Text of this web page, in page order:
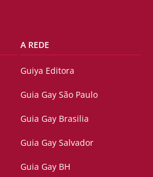
A REDE
Guiya Editora
Guia Gay São Paulo
Guia Gay Brasilia
Guia Gay Salvador
Guia Gay BH